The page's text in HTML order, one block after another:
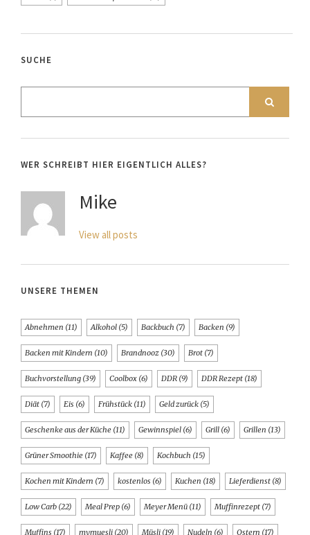
SUCHE
WER SCHREIBT HIER EIGENTLICH ALLES?
Mike
View all posts
UNSERE THEMEN
Abnehmen (11) Alkohol (5) Backbuch (7) Backen (9)
Backen mit Kindern (10) Brandnooz (30) Brot (7)
Buchvorstellung (39) Coolbox (6) DDR (9) DDR Rezept (18)
Diät (7) Eis (6) Frühstück (11) Geld zurück (5)
Geschenke aus der Küche (11) Gewinnspiel (6) Grill (6) Grillen (13)
Grüner Smoothie (17) Kaffee (8) Kochbuch (15)
Kochen mit Kindern (7) kostenlos (6) Kuchen (18) Lieferdienst (8)
Low Carb (22) Meal Prep (6) Meyer Menü (11) Muffinrezept (7)
Muffins (17) mymuesli (20) Müsli (19) Nudeln (6) Ostern (17)